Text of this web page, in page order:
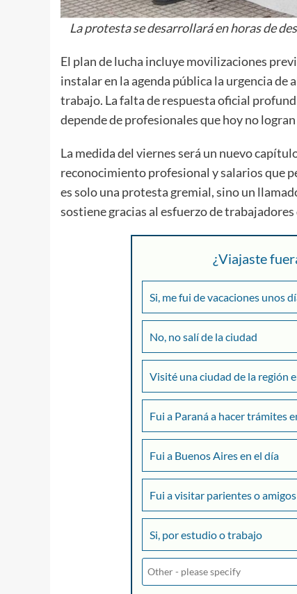
La protesta se desarrollará en horas de
El plan de lucha incluye movilizaciones
instalar en la agenda pública la urgencia
trabajo. La falta de respuesta oficial
depende de profesionales que hoy no
La medida del viernes será un nuevo
reconocimiento profesional y salarios que
es solo una protesta gremial, sino un
sostiene gracias al esfuerzo de
¿Viajaste
Si, me fui de vacaciones unos
No, no salí de la ciudad
Visité una ciudad de la región
Fui a Paraná a hacer trámites
Fui a Buenos Aires en el día
Fui a visitar parientes o
Si, por estudio o trabajo